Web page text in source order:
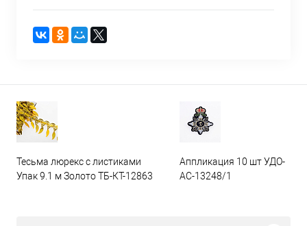
Тесьма люрекс с листиками
Упак 9.1 м Золото ТБ-КТ-12863
Аппликация 10 шт УДО-
АС-13248/1